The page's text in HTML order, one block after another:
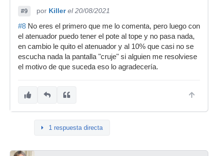
#9 por Killer el 20/08/2021
#8 No eres el primero que me lo comenta, pero luego con
el atenuador puedo tener el pote al tope y no pasa nada,
en cambio le quito el atenuador y al 10% que casi no se
escucha nada la pantalla "cruje" si alguien me resolviese
el motivo de que suceda eso lo agradecería.
1 respuesta directa